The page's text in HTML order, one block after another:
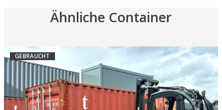
Container zentimetergenau und
präzise abgestellt. Pünktlichkeit
wirklich nicht – macht weiter so!
Ähnliche Container
GEBRAUCHT